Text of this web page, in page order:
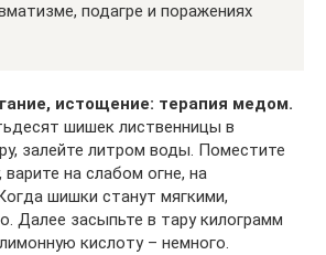
подагре и поражениях
истощение: терапия медом.
шишек лиственницы в
залейте литром воды. Поместите
на слабом огне, на
шишки станут мягкими,
Далее засыпьте в тару килограмм
кислоту – немного.